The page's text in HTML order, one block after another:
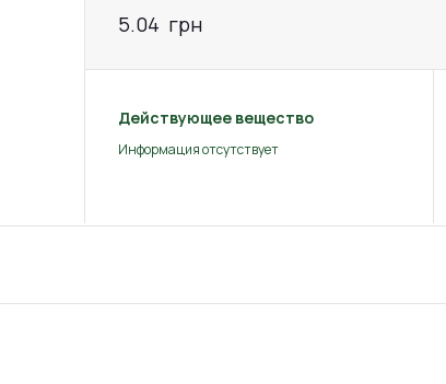
5.04 грн
Действующее вещество
Информация отсутствует